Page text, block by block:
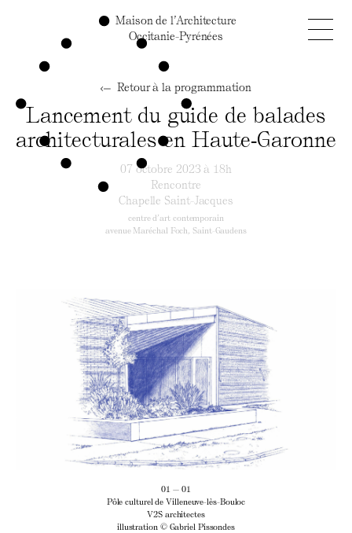
Maison de l’Architecture
Occitanie-Pyrénées
Retour à la programmation
Lancement du guide de balades
architecturales en Haute‑Garonne
07 octobre 2023 à 18h
Rencontre
Chapelle Saint-Jacques
centre d’art contemporain
avenue Maréchal Foch, Saint-Gaudens
01 — 01
Pôle culturel de Villeneuve-lès-Bouloc
V2S architectes
illustration © Gabriel Pissondes